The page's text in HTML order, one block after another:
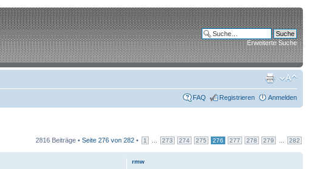
Erweiterte Suche
FAQ Registrieren Anmelden
2816 Beiträge • Seite 276 von 282 • 1 273 274 275 276 277 278 279 282
rmw